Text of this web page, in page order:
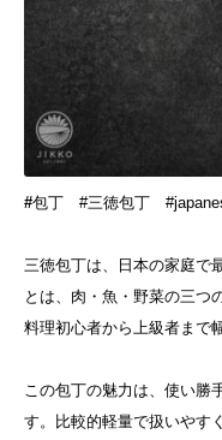
#包丁 #三徳包丁
三徳包丁は、日本の家庭で
とは、肉・魚・野菜の三つ
料理初心者から上級者まで
この包丁の魅力は、使い勝
す。比較的軽量で扱いやす